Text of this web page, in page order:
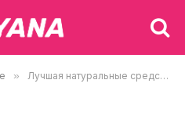
» Лучшая натуральные средства Lola Cosmetics для ваших волос